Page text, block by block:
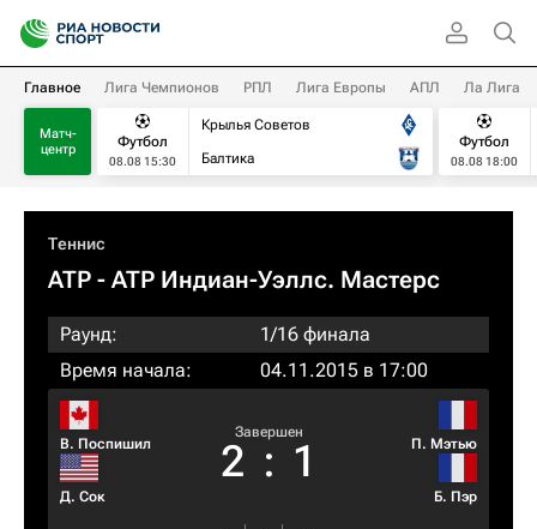
Главное Лига Чемпионов РПЛ Лига Европы АПЛ Ла Лига
Матч-
центр
Футбол
08.08 15:30
Крылья Советов
Балтика
Футбол
08.08 18:00
Теннис
ATP - ATP Индиан-Уэллс. Мастерс
Раунд:
1/16 финала
Время начала:
04.11.2015 в 17:00
В. Поспишил
Д. Сок
Завершен
2 : 1 П. Мэтью
Б. Пэр